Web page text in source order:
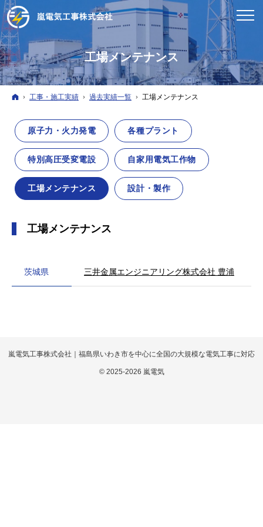
工場メンテナンス
ホーム
工事・施工実績 過去実績一覧 工場メンテナンス
原子力・火力発電 各種プラント
特別高圧受変電設 自家用電気工作物
工場メンテナンス 設計・製作
工場メンテナンス
茨城県 三井金属エンジニアリング株式会社 豊浦
© 2025-2026 嵐電気
嵐電気工事株式会社｜福島県いわき市を中心に全国の大規模な電気工事に対応